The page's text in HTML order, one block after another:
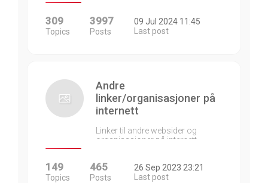
309
Topics
3997
Posts
09 Jul 2024 11:45
Last post
Andre
linker/organisasjoner på
internett
Linker til andre websider og
organisasjoner på internett…
149
Topics
465
Posts
26 Sep 2023 23:21
Last post